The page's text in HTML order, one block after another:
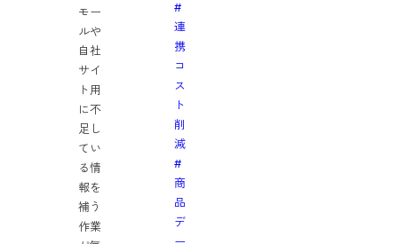
モー
ルや
自社
サイ
ト用
に不
足し
てい
る情
報を
補う
作業
#
連
携
コ
ス
ト
削
減
#
商
品
デ